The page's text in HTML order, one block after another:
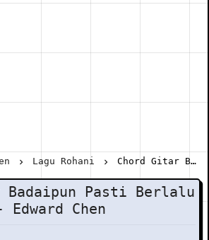
Lagu Rohani Chord Gitar Badaipun Pasti Berlalu - Edward Chen
Badaipun Pasti Berlalu
Edward Chen